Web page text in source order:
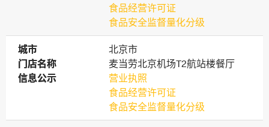
食品经营许可证
食品安全监督量化分级
城市
城市
北京市
门店名称
门店名称
麦当劳北京机场T2航站楼餐厅
信息公示
信息公示
营业执照
食品经营许可证
食品安全监督量化分级